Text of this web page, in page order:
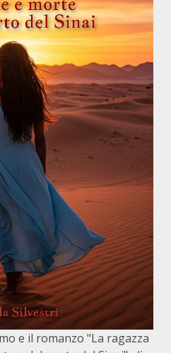
e il romanzo "La ragazza